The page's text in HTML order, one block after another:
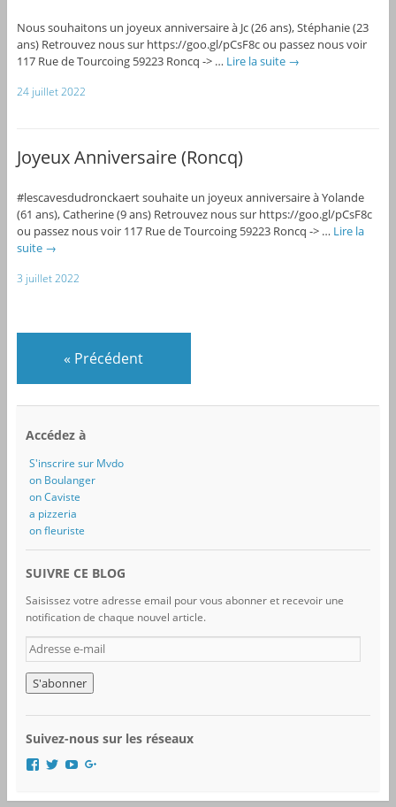
Nous souhaitons un joyeux anniversaire à Jc (26 ans), Stéphanie (23
ans) Retrouvez nous sur https://goo.gl/pCsF8c ou passez nous voir
117 Rue de Tourcoing 59223 Roncq -> … Lire la suite →
24 juillet 2022
Joyeux Anniversaire (Roncq)
#lescavesdudronckaert souhaite un joyeux anniversaire à Yolande
(61 ans), Catherine (9 ans) Retrouvez nous sur https://goo.gl/pCsF8c
ou passez nous voir 117 Rue de Tourcoing 59223 Roncq -> … Lire la
suite →
3 juillet 2022
« Précédent
Accédez à
S'inscrire sur Mvdo
on Boulanger
on Caviste
a pizzeria
on fleuriste
SUIVRE CE BLOG
Saisissez votre adresse email pour vous abonner et recevoir une
notification de chaque nouvel article.
A
d
r
e
s
e
e
Suivez-nous sur les réseaux
V
V
V